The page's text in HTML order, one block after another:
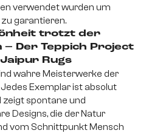
verwendet wurden um
garantieren.
trotzt der
– Der Teppich Project
Rugs
wahre Meisterwerke der
Exemplar ist absolut
zeigt spontane und
Designs, die der Natur
vom Schnittpunkt Mensch